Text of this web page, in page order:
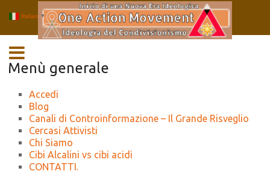
contenuto
Menù generale
Accedi
Blog
Canali di Controinformazione – Il Grande Risveglio
Cercasi Attivisti
Chi Siamo
Cibi Alcalini vs cibi acidi
CONTATTI.
Italian ▼